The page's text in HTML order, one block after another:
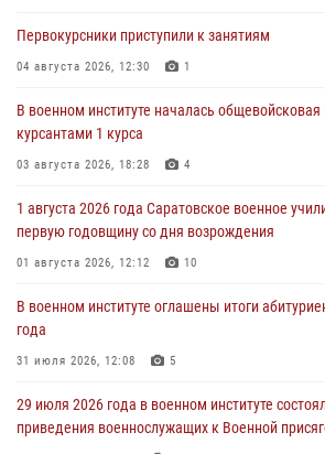
Первокурсники приступили к занятиям
04 августа 2026, 12:30 1
В военном институте началась общевойсковая
курсантами 1 курса
03 августа 2026, 18:28 4
1 августа 2026 года Саратовское военное
первую годовщину со дня возрождения
01 августа 2026, 12:12 10
В военном институте оглашены итоги
года
31 июля 2026, 12:08 5
29 июля 2026 года в военном институте
приведения военнослужащих к Военной